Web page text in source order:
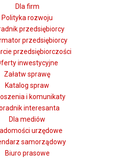
Dla firm
Polityka rozwoju
przedsiębiorcy
przedsiębiorcy
przedsiębiorczości
inwestycyjne
Załatw sprawę
Katalog spraw
i komunikaty
interesanta
Dla mediów
urzędowe
samorządowy
Biuro prasowe